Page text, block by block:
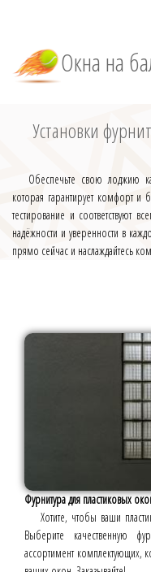
Окна на
Установки
Обеспечьте свою лоджию
которая гарантирует комфорт и
тестирование и соответствуют
надёжности и уверенности в
прямо сейчас и наслаждайтесь
Фурнитура для пластиковых
Хотите, чтобы ваши
Выберите качественную
ассортимент комплектующих,